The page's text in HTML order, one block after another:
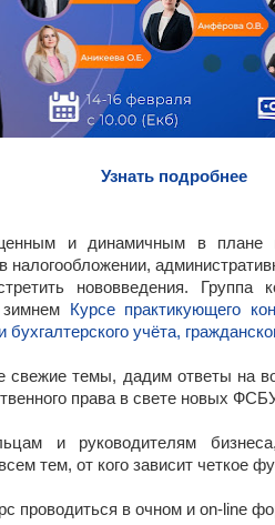
Узнать подробнее
и динамичным в плане
налогообложении,
нововведения. Группа
Курсе практикующего
учёта,
темы, дадим ответы на
права в свете новых
и руководителям
тем, от кого зависит четкое
проводиться в очном и on-line